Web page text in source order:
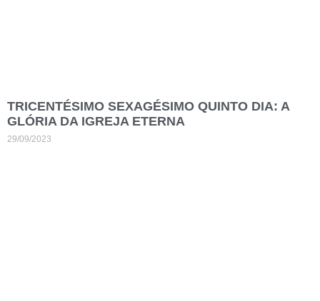
TRICENTÉSIMO SEXAGÉSIMO QUINTO DIA: A
GLÓRIA DA IGREJA ETERNA
29/09/2023